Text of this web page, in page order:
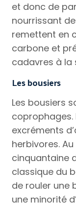
et donc de
nourrissant
remettent en
carbone et
cadavres à la
Les bousiers
Les bousiers
coprophages.
excréments
herbivores.
cinquantaine
classique du
de rouler une
une minorité